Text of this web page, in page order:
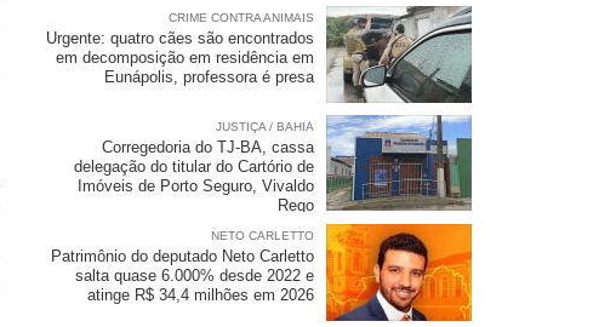
CRIME CONTRA ANIMAIS
Urgente: quatro cães são encontrados
em decomposição em residência em
Eunápolis, professora é presa
JUSTIÇA / BAHIA
Corregedoria do TJ-BA, cassa
delegação do titular do Cartório de
Imóveis de Porto Seguro, Vivaldo
Rego
NETO CARLETTO
Patrimônio do deputado Neto Carletto
salta quase 6.000% desde 2022 e
atinge R$ 34,4 milhões em 2026